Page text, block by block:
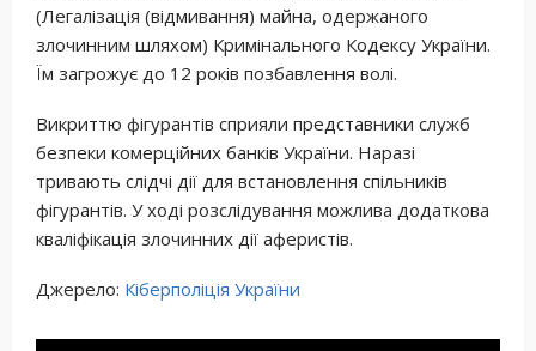
(Легалізація (відмивання) майна, одержаного
злочинним шляхом) Кримінального Кодексу України.
Їм загрожує до 12 років позбавлення волі.
Викриттю фігурантів сприяли представники служб
безпеки комерційних банків України. Наразі
тривають слідчі дії для встановлення спільників
фігурантів. У ході розслідування можлива додаткова
кваліфікація злочинних дії аферистів.
Джерело: Кіберполіція України